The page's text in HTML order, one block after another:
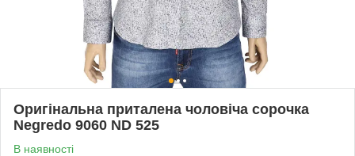
Оригінальна приталена чоловіча сорочка
Negredo 9060 ND 525
В наявності